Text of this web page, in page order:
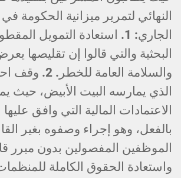
الجاري: 1. استعادة التمويل
البحثية والتي قالوا إن تقليصها
والسلامة العامة
الذي يمارسه البيت الأبيض،
الاعتمادات المالية التي وافق
الموظفين المفصولين بدون مبرر
واستعادة الحقوق الكاملة